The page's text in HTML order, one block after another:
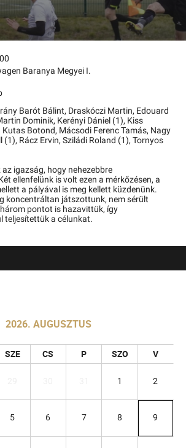
Baranya Megyei I.
Barót Bálint, Draskóczi Martin, Edouard
Dominik, Kerényi Dániel (1), Kiss
Kutas Botond, Mácsodi Ferenc Tamás, Nagy
(1), Rácz Ervin, Sziládi Roland (1), Tornyos
az igazság, hogy nehezebbre
ellenfelünk is volt ezen a mérkőzésen, a
a pályával is meg kellett küzdenünk.
koncentráltan játszottunk, nem sérült
három pontot is hazavittük, így
teljesítettük a célunkat.
2026. AUGUSZTUS
SZE CS P SZO V
1 2
5 6 7 8 9